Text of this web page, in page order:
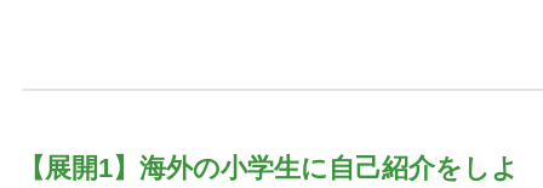
【展開1】海外の小学生に自己紹介をしよ